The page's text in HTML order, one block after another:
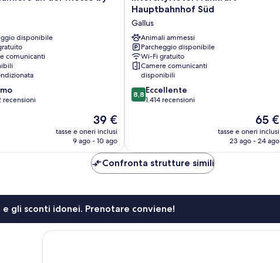
disponibile
comunicanti
recensioni
Il
prezzo
attuale
39 €
39 €
tasse e oneri inclusi
9 ago - 10 ago
Frankfurt
Hauptbahnhof
Süd
Gallus
Hauptbahnhof Süd
Gallus
Animali ammessi
Parcheggio disponibile
Wi-Fi gratuito
Camere comunicanti
disponibili
8.8
su
8,8 Eccellente
1.414 recensioni
Il
prezzo
attuale
65 €
tasse e oneri inclusi
23 ago - 24 ago
Confronta strutture simili
gli sconti idonei. Prenotare conviene!